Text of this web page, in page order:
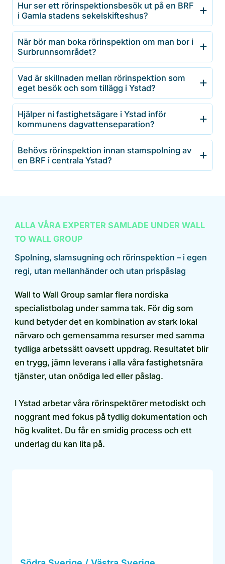
Hur ser ett rörinspektionsbesök ut på en BRF
i Gamla stadens sekelskifteshus?
När bör man boka rörinspektion om man bor i
Surbrunnsområdet?
Vad är skillnaden mellan rörinspektion som
eget besök och som tillägg i Ystad?
Hjälper ni fastighetsägare i Ystad inför
kommunens dagvattenseparation?
Behövs rörinspektion innan stamspolning av
en BRF i centrala Ystad?
ALLA VÅRA EXPERTER SAMLADE UNDER WALL
TO WALL GROUP
Spolning, slamsugning och rörinspektion – i egen
regi, utan mellanhänder och utan prispåslag
Wall to Wall Group samlar flera nordiska
specialistbolag under samma tak. För dig som
kund betyder det en kombination av stark lokal
närvaro och gemensamma resurser med samma
tydliga arbetssätt oavsett uppdrag. Resultatet blir
en trygg, jämn leverans i alla våra fastighetsnära
tjänster, utan onödiga led eller påslag.
I Ystad arbetar våra rörinspektörer metodiskt och
noggrant med fokus på tydlig dokumentation och
hög kvalitet. Du får en smidig process och ett
underlag du kan lita på.